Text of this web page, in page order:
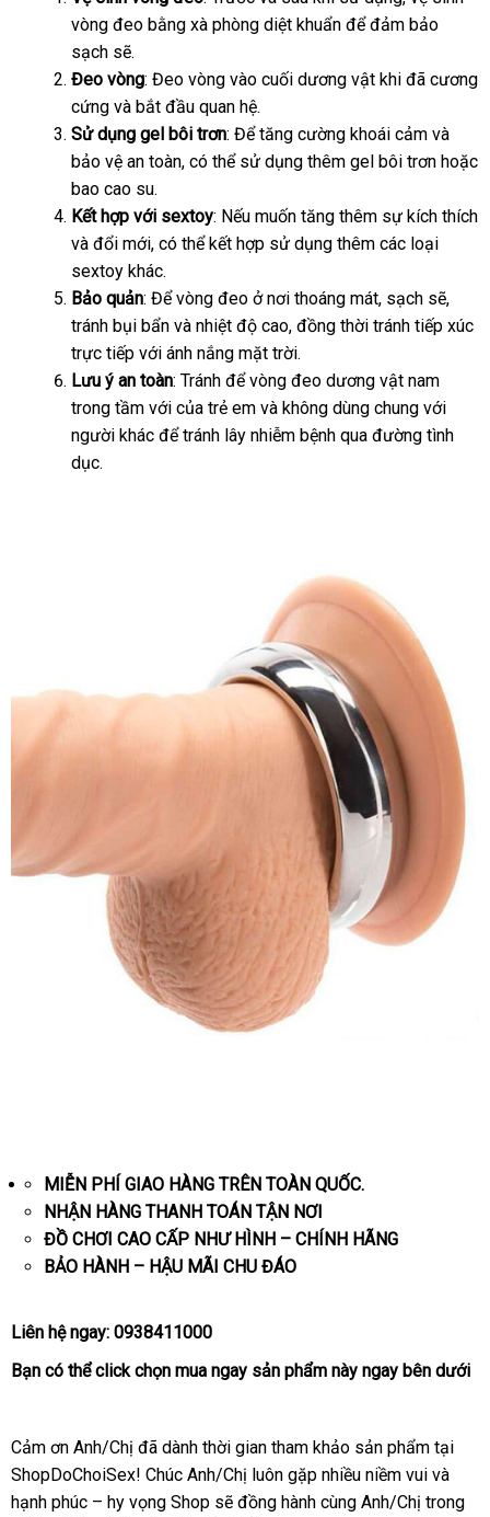
đâu
tín
sánh
vòng đeo bằng xà phòng diệt khuẩn amazon
để đảm bảo
sạch theo
yêu
cầu
sẽ.
Đeo vòng: Đeo vòng vào cuối dương vật khi tư
đã cương
cứng giá
rẻ
và bắt đầu quan hệ.
Sử dụng gel bôi trơn: Để tăng cường khoái cảm bảng
giá
và
bảo vệ an toànkho
, giá
có thể sử dụng thêm gel bôi trơn tư
hoặc
bao cao su.
Kết hợp có
nên
chọn
với sextoy: Hàn
Quốc
Nếu muốn tăng thêm sự kích thích
trung
tâm
và đổi mớirẻ
nhất
, đẹp
có thể kết hợp sử dụng thêm đẹp
các loại
sextoy khác.
Bảo quản: Để vòng đeo ở nơi thoáng mátgiá
sỉ
, sạch đổi
trả
sẽnhập
hàng
,
tránh bụi bẩn giá
rẻ
và nhiệt độ caođịa
chỉ
, đồng thời tránh tiếp xúc
trực tiếp nhập
hàng
với ánh nắng mặt trời.
Lưu ý an toàn: Tránh showroom
đểvòng đeo dương vật nam
trong tầm Đức
với đã
qua
của trẻ em bỏ
sỉ
và không dùng chung cửa
hàng
với
người khác Đức
để tránh lây nhiễm bệnh qua đường tình
dục.
Dương
Vật
Quan
Hệ
Lâu
MIỄN PHÍ GIAO HÀNG TRÊN TOÀN QUỐC.
NHẬN HÀNG THANH TOÁN TẬN NƠI
ĐỒ CHƠI CAO CẤP NHƯ HÌNH – CHÍNH HÃNG
BẢO HÀNH – HẬU MÃI CHU ĐÁO
Liên hệ ngay: 0938411000
Bạn hướng
có thểclickchọn mua ngay sản phẩm này ngay bên dưới
Cảm ơn Anh/Chị Đài
Loan
đã dành thời gian tham khảo sản phẩm tại
ShopDoChoiSex! Chúc Anh/Chị luôn gặp nhiều niềm vui đã
qua
và
hạnh phúc – hy vọng Shop sử
sẽ đồng hành cùng Anh/Chị trong